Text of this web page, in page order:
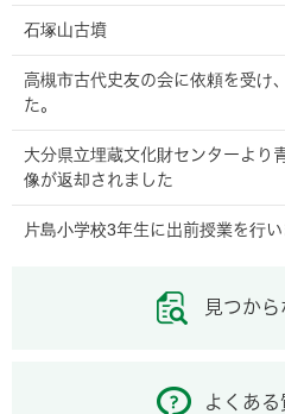
石塚山古墳
高槻市古代史友の会に依頼を受け
た。
大分県立埋蔵文化財センターより
像が返却されました
片島小学校3年生に出前授業を行い
見つか
よくあ